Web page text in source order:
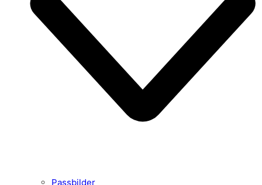
Passbilder